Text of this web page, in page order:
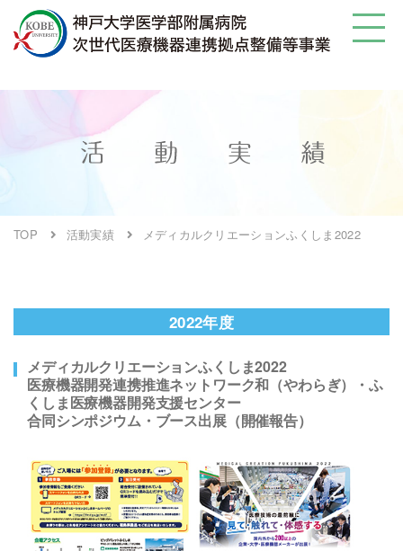
TOP 活動実績 メディカルクリエーションふくしま2022
2022年度
メディカルクリエーションふくしま2022
医療機器開発連携推進ネットワーク和（やわらぎ）・ふ
くしま医療機器開発支援センター
合同シンポジウム・ブース出展（開催報告）